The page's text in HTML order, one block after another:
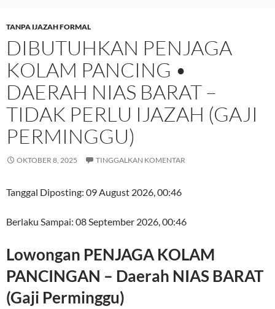
TANPA IJAZAH FORMAL
DIBUTUHKAN PENJAGA
KOLAM PANCING •
DAERAH NIAS BARAT –
TIDAK PERLU IJAZAH (GAJI
PERMINGGU)
OKTOBER 8, 2025 TINGGALKAN KOMENTAR
Tanggal Diposting: 09 August 2026, 00:46
Berlaku Sampai: 08 September 2026, 00:46
Lowongan PENJAGA KOLAM
PANCINGAN – Daerah NIAS BARAT
(Gaji Perminggu)